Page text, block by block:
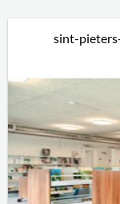
sint-